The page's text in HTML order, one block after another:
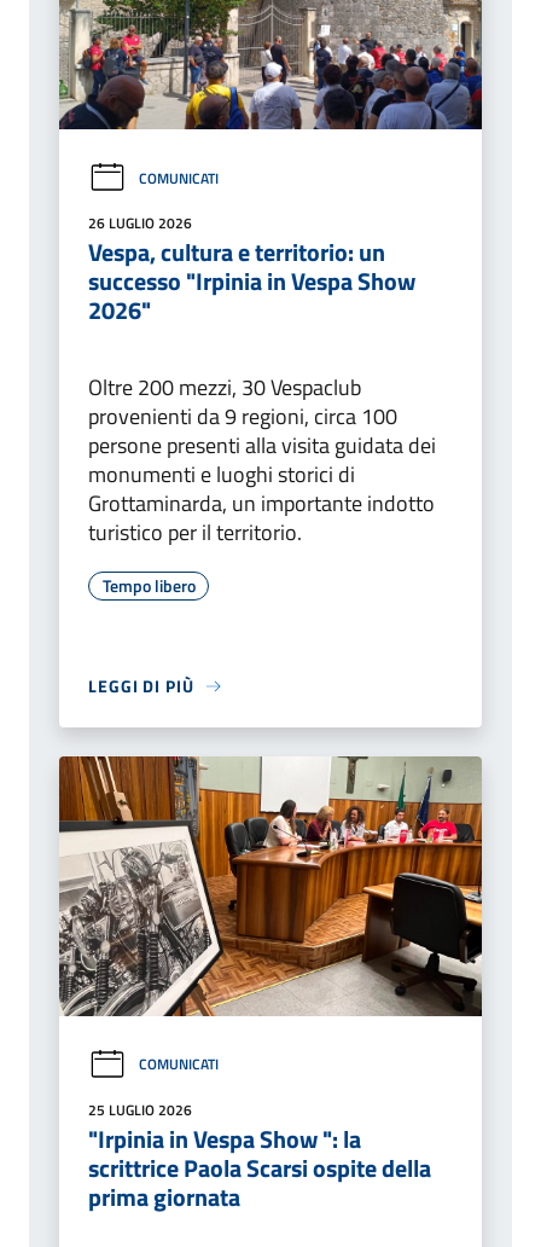
COMUNICATI
26 LUGLIO 2026
Vespa, cultura e territorio: un
successo "Irpinia in Vespa Show
2026"
Oltre 200 mezzi, 30 Vespaclub
provenienti da 9 regioni, circa 100
persone presenti alla visita guidata dei
monumenti e luoghi storici di
Grottaminarda, un importante indotto
turistico per il territorio.
Tempo libero
LEGGI DI PIÙ
COMUNICATI
25 LUGLIO 2026
"Irpinia in Vespa Show ": la
scrittrice Paola Scarsi ospite della
prima giornata